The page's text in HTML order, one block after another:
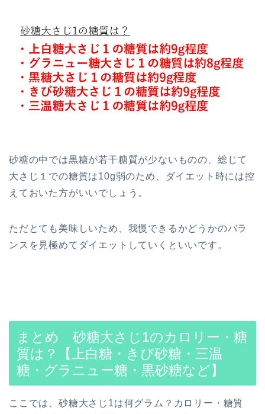
砂糖の中では黒糖が若干糖質が少ないものの、総じて
大さじ１での糖質は10g弱のため、ダイエット時には控
えておいた方がいいでしょう。
ただとても美味しいため、我慢できるかどうかのバラ
ンスを見極めてダイエットしていくといいです。
まとめ 砂糖大さじ1のカロリー・糖
質は？【上白糖・きび砂糖・三温
糖・グラニュー糖・黒砂糖など】
ここでは、砂糖大さじ1は何グラム？カロリー・糖質